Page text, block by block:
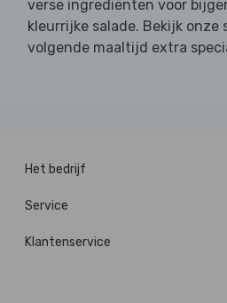
verse ingrediënten voor
kleurrijke salade. Bekijk onze
volgende maaltijd extra
Het bedrijf
Service
Klantenservice